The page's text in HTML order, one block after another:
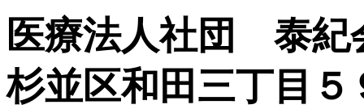
医療法人社団 泰
杉並区和田三丁目